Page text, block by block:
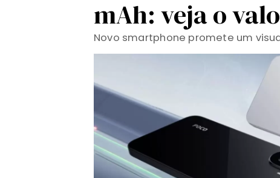
mAh: veja o
Novo smartphone promete um